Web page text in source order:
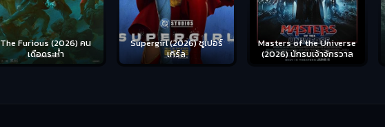
The Furious (2026) คน
เดือดระห่ำ
Supergirl (2026) ซูเปอร์
เกิร์ล
Masters of the Universe
(2026) นักรบเจ้าจักรวาล